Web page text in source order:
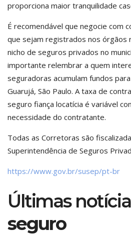
proporciona maior tranquilidade
É recomendável que negocie com
que sejam registrados nos órgãos
nicho de seguros privados no
importante relembrar a quem
seguradoras acumulam fundos
Guarujá, São Paulo. A taxa de
seguro fiança locatícia é variável
necessidade do contratante.
Todas as Corretoras são
Superintendência de Seguros
https://www.gov.br/susep/pt-br
Últimas
seguro